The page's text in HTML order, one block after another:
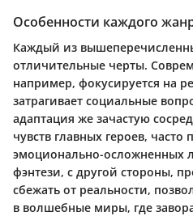
Особенности каждого
Каждый из
отличительные черты.
например, фокусируется на
затрагивает социальные
адаптация же зачастую
чувств главных героев, часто
эмоционально-осложненных
фэнтези, с другой стороны,
сбежать от реальности,
в волшебные миры, где